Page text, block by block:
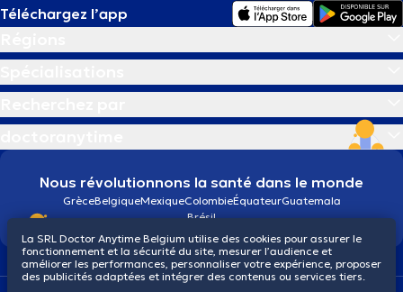
Téléchargez l’app
Nous révolutionnons la santé dans le monde
GrèceBelgiqueMexiqueColombieÉquateurGuatemala
Brésil
La SRL Doctor Anytime Belgium utilise des cookies pour assurer le
fonctionnement et la sécurité du site, mesurer l’audience et
améliorer les performances, personnaliser votre expérience, proposer
des publicités adaptées et intégrer des contenus ou services tiers.